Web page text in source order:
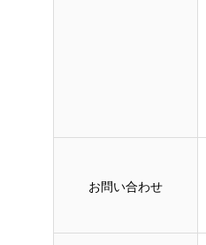
お問い合わせ